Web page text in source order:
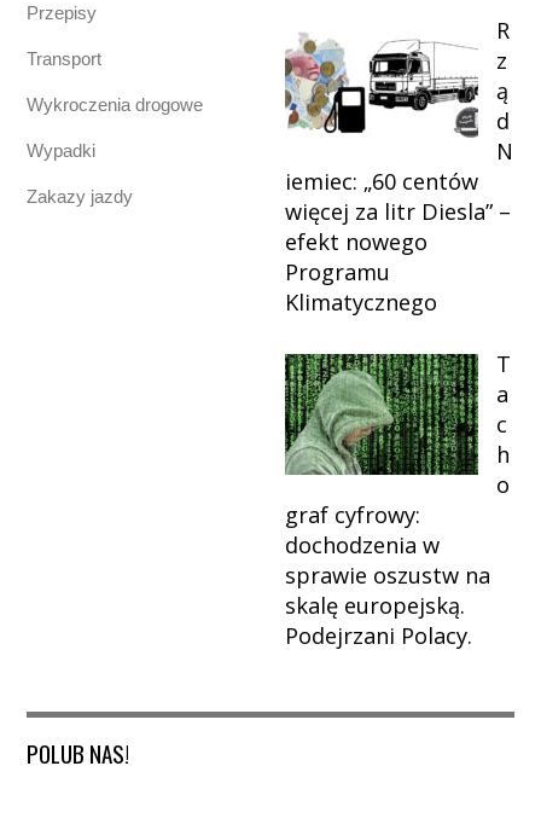
Przepisy
Transport
Wykroczenia drogowe
Wypadki
Zakazy jazdy
R
z
ą
d
N
iemiec: „60 centów
więcej za litr Diesla” –
efekt nowego
Programu
Klimatycznego
T
a
c
h
o
graf cyfrowy:
dochodzenia w
sprawie oszustw na
skalę europejską.
Podejrzani Polacy.
POLUB NAS!